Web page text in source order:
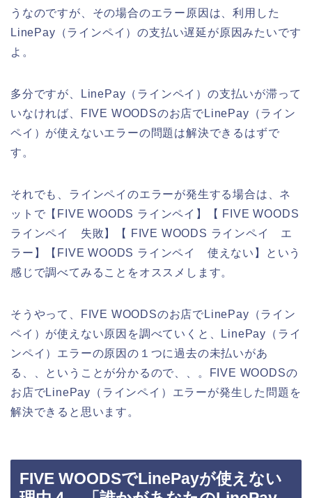
うなのですが、その場合のエラー原因は、利用した
LinePay（ラインペイ）の支払い遅延が原因みたいです
よ。
多分ですが、LinePay（ラインペイ）の支払いが滞って
いなければ、FIVE WOODSのお店でLinePay（ライン
ペイ）が使えないエラーの問題は解決できるはずで
す。
それでも、ラインペイのエラーが発生する場合は、ネ
ットで【FIVE WOODS ラインペイ】【 FIVE WOODS
ラインペイ 失敗】【 FIVE WOODS ラインペイ エ
ラー】【FIVE WOODS ラインペイ 使えない】という
感じで調べてみることをオススメします。
そうやって、FIVE WOODSのお店でLinePay（ライン
ペイ）が使えない原因を調べていくと、LinePay（ライ
ンペイ）エラーの原因の１つに過去の未払いがあ
る、、ということが分かるので、、。FIVE WOODSの
お店でLinePay（ラインペイ）エラーが発生した問題を
解決できると思います。
FIVE WOODSでLinePayが使えない